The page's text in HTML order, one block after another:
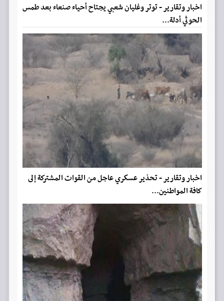
اخبار وتقارير - توتر وغليان شعبي يجتاح أحياء صنعاء بعد طمس
الحوثي أدلة...
اخبار وتقارير - تحذير عسكري عاجل من القوات المشتركة إلى
كافة المواطنين...